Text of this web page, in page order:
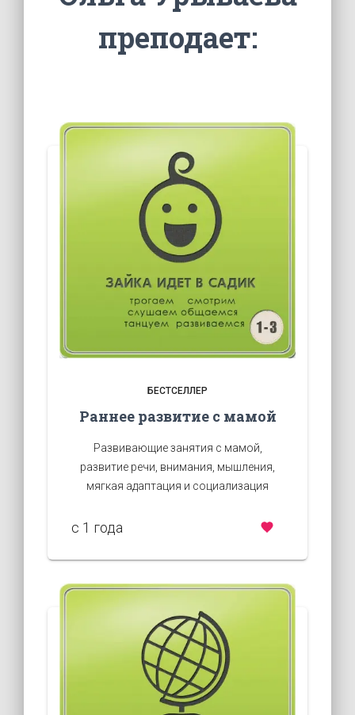
преподает:
БЕСТСЕЛЛЕР
Раннее развитие с мамой
Развивающие занятия с мамой,
развитие речи, внимания, мышления,
мягкая адаптация и социализация
c 1 года